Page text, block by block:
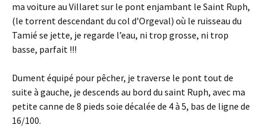
ma voiture au Villaret sur le pont enjambant le Saint Ruph,
(le torrent descendant du col d’Orgeval) où le ruisseau du
Tamié se jette, je regarde l’eau, ni trop grosse, ni trop
basse, parfait !!!
Dument équipé pour pêcher, je traverse le pont tout de
suite à gauche, je descends au bord du saint Ruph, avec ma
petite canne de 8 pieds soie décalée de 4 à 5, bas de ligne de
16/100.